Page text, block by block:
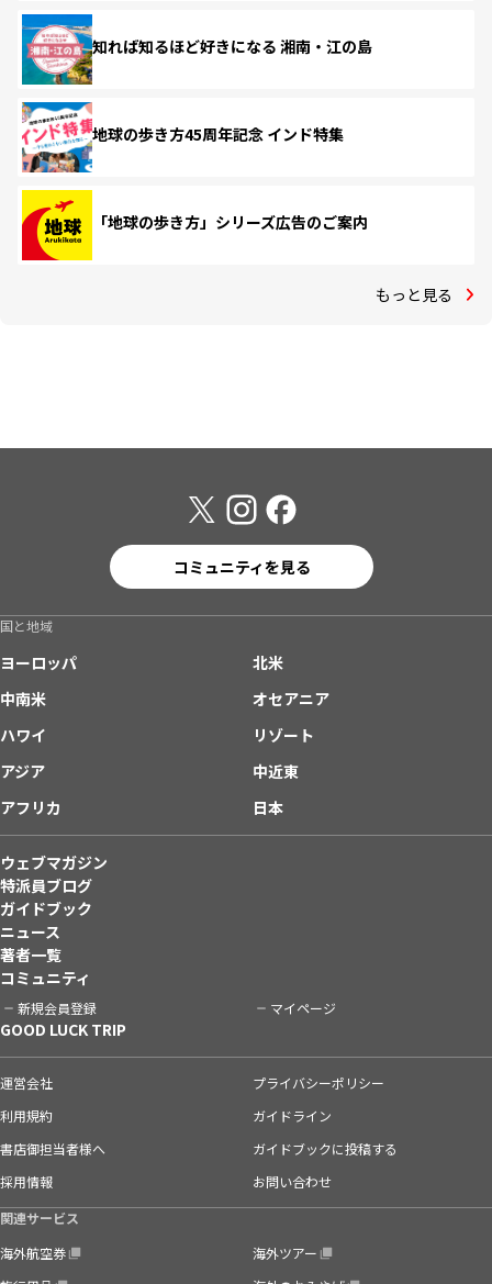
知れば知るほど好きになる 湘南・江の島
地球の歩き方45周年記念 インド特集
「地球の歩き方」シリーズ広告のご案内
もっと見る
コミュニティを見る
国と地域
ヨーロッパ
北米
中南米
オセアニア
ハワイ
リゾート
アジア
中近東
アフリカ
日本
ウェブマガジン
特派員ブログ
ガイドブック
ニュース
著者一覧
コミュニティ
新規会員登録 マイページ
GOOD LUCK TRIP
運営会社
プライバシーポリシー
利用規約
ガイドライン
書店御担当者様へ
ガイドブックに投稿する
採用情報
お問い合わせ
関連サービス
海外航空券
海外ツアー